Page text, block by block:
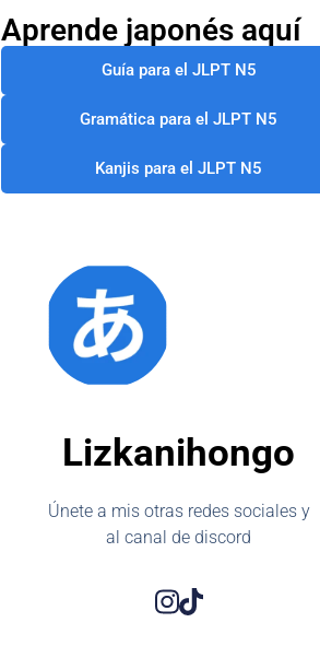
Aprende japonés aquí
Guía para el JLPT N5
Gramática para el JLPT N5
Kanjis para el JLPT N5
Lizkanihongo
Únete a mis otras redes sociales y
al canal de discord